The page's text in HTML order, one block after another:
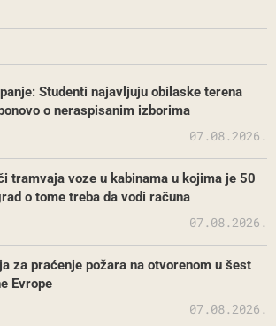
Studenti najavljuju obilaske terena
o neraspisanim izborima
07.08.2026.
tramvaja voze u kabinama u kojima je 50
o tome treba da vodi računa
07.08.2026.
za praćenje požara na otvorenom u šest
Evrope
07.08.2026.